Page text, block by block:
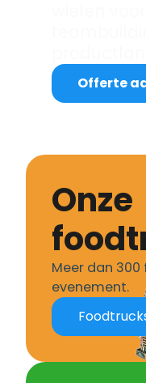
Offerte
Onze
Meer dan
evenement.